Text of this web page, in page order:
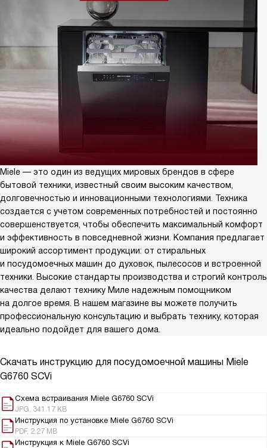
Miele — это один из ведущих мировых брендов в сфере
бытовой техники, известный своим высоким качеством,
долговечностью и инновационными технологиями. Техника
создается с учетом современных потребностей и постоянно
совершенствуется, чтобы обеспечить максимальный комфорт
и эффективность в повседневной жизни. Компания предлагает
широкий ассортимент продукции: от стиральных
и посудомоечных машин до духовок, пылесосов и встроенной
техники. Высокие стандарты производства и строгий контроль
качества делают технику Миле надежным помощником
на долгое время. В нашем магазине вы можете получить
профессиональную консультацию и выбрать технику, которая
идеально подойдет для вашего дома.
Скачать инструкцию для посудомоечной машины Miele
G6760 SCVi
Схема встраивания Miele G6760 SCVi
JPG, 341.17 KB
Инструкция по установке Miele G6760 SCVi
PDF, 2.27 MB
Инструкция к Miele G6760 SCVi